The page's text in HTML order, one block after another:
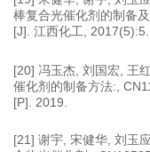
棒复合光催化剂的制备
[J]. 江西化工, 2017(5):5.
[20] 冯玉杰, 刘国宏, 王
催化剂的制备方法:,
[P]. 2019.
[21] 谢宇, 宋健华, 刘玉